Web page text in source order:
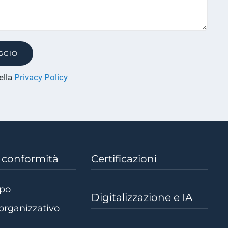
Privacy Policy(si
conformità Certificazioni
Digitalizzazione e IA